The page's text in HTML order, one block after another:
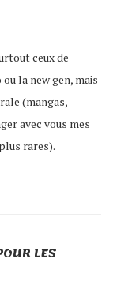
ceux de
la new gen, mais
(mangas,
avec vous mes
rares).
LES